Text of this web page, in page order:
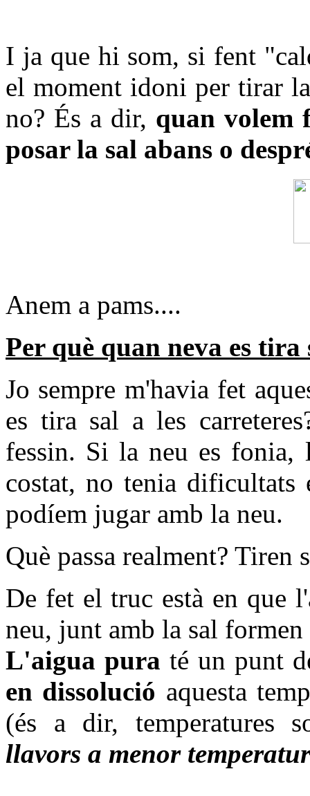
I ja que hi som, si fent
el moment idoni per tirar
no? És a dir, quan volem
posar la sal abans o
Anem a pams....
Per què quan neva es tira
Jo sempre m'havia fet
es tira sal a les
fessin. Si la neu es
costat, no tenia dificultats
podíem jugar amb la neu.
Què passa realment? Tiren
De fet el truc està en que
neu, junt amb la sal
L'aigua pura té un punt
en dissolució aquesta
(és a dir, temperatures
llavors a menor